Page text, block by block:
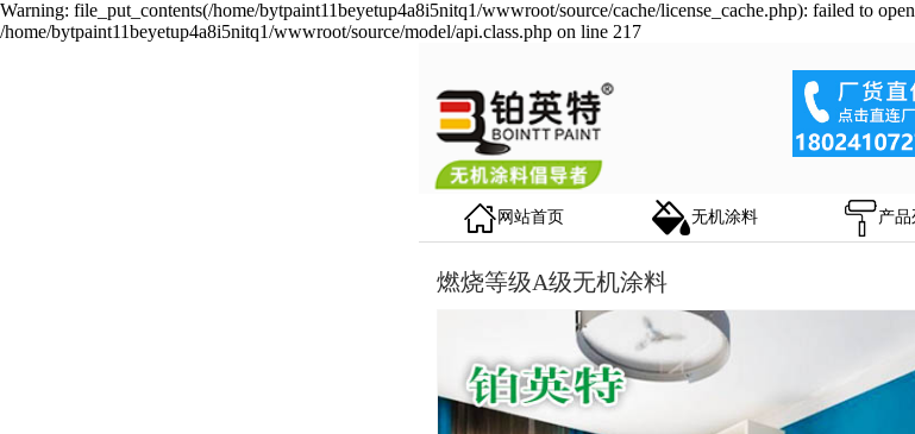
Warning: file_put_contents(/home/bytpaint11beyetup4a8i5nitq1/wwwroot/source/cache/license_cache.php): failed to
/home/bytpaint11beyetup4a8i5nitq1/wwwroot/source/model/api.class.php on line 217
网站首页 无机涂料 产
燃烧等级A级无机涂料